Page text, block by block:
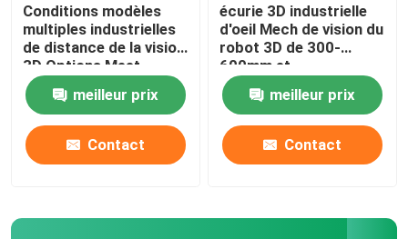
Conditions modèles
multiples industrielles
de distance de la vision
3D Options Meet
Various du robot 3D
d'oeil Mechmeilleur prix
Contact
écurie 3D industrielle
d'oeil Mech de vision du
robot 3D de 300-
600mm et
représentation de
balayage fiable
meilleur prix
Contact